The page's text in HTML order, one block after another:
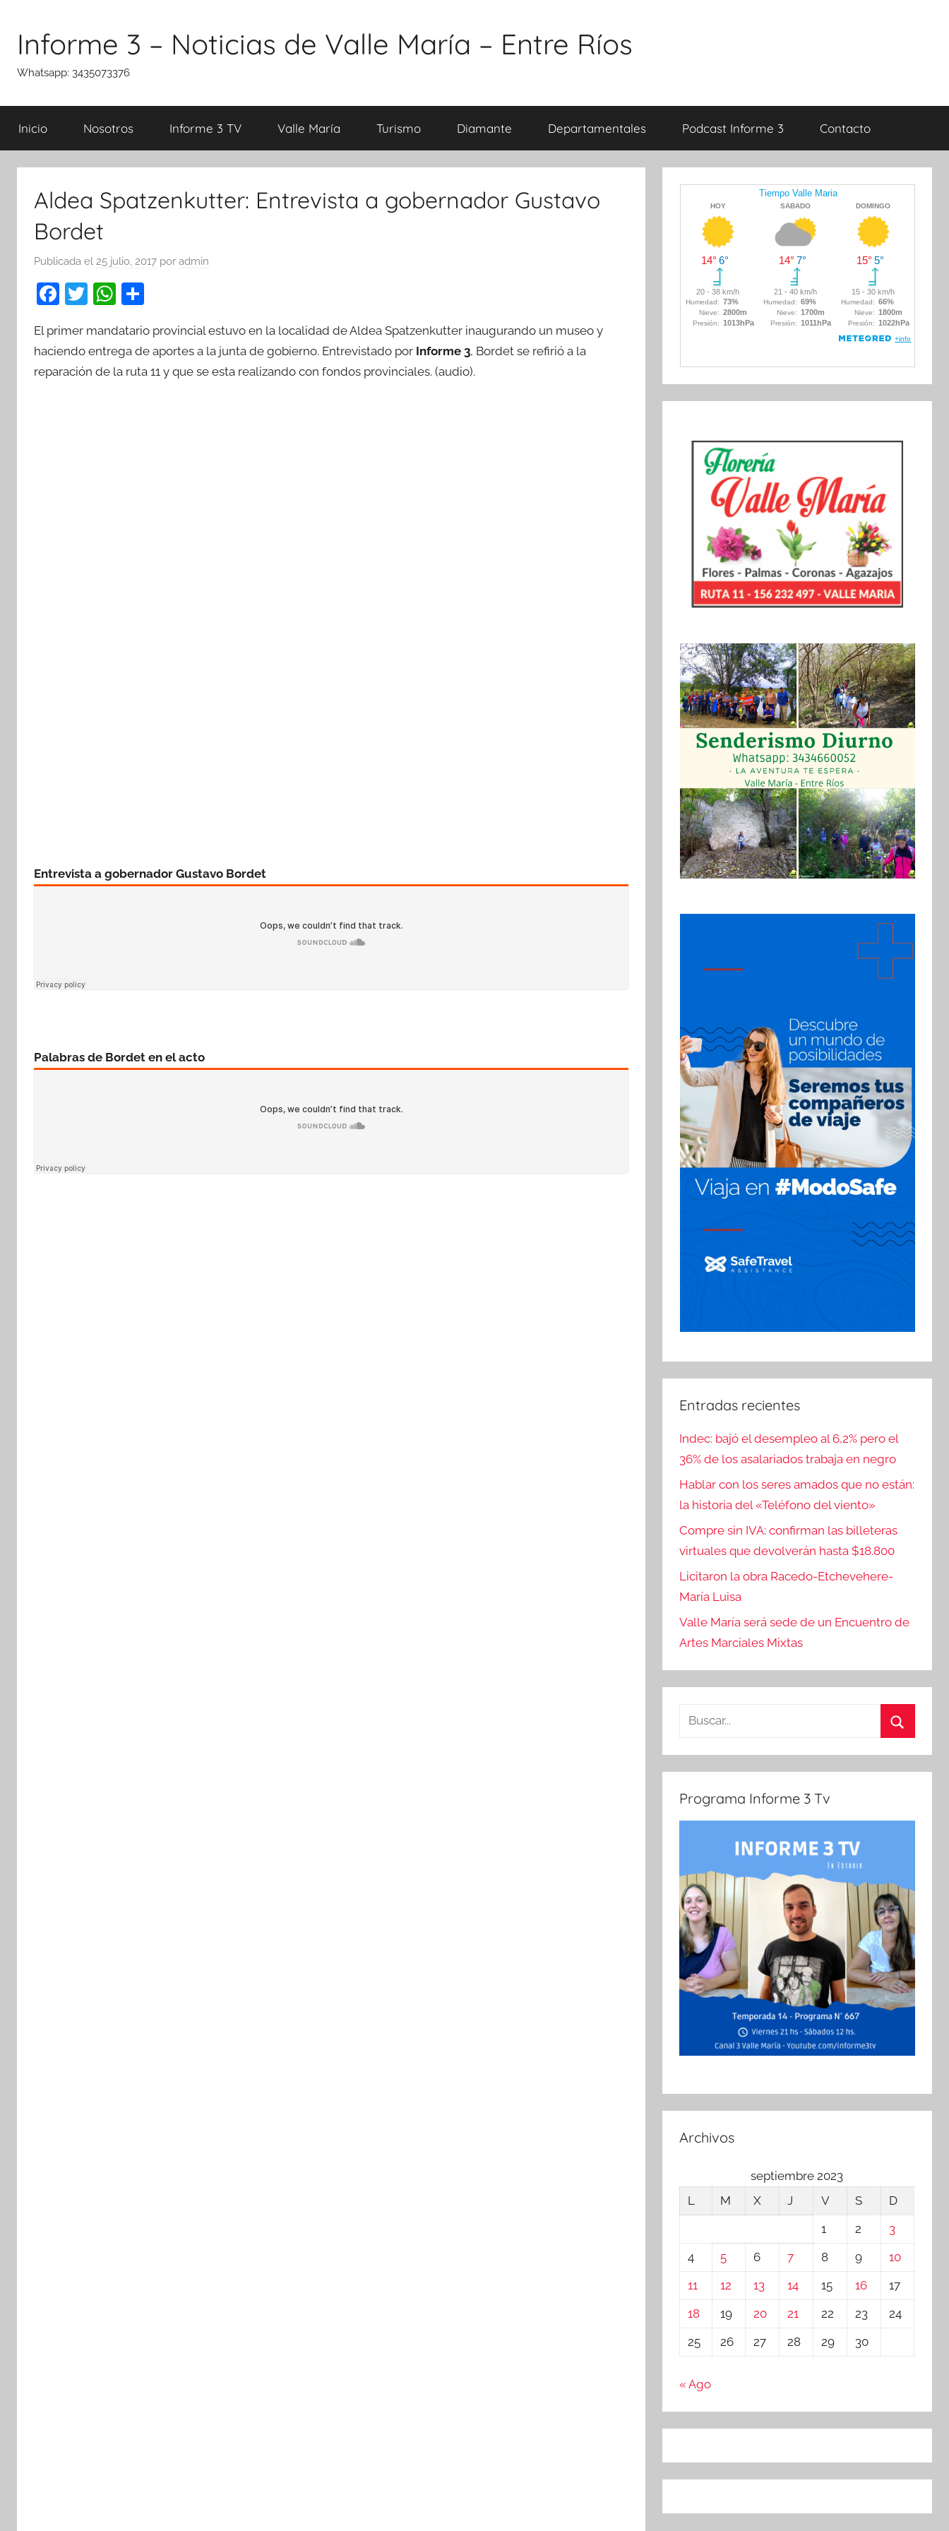
contenido
Informe 3 – Noticias de Valle María – Entre Ríos
Whatsapp: 3435073376
Inicio Nosotros Informe 3 TV Valle María Turismo Diamante Departamentales Podcast Informe 3 Contacto
Aldea Spatzenkutter: Entrevista a gobernador Gustavo
Bordet
Publicada el 25 julio, 2017 por admin
F
c
e
b
T
itt
er
W
at
s
A
m
p
ar
El primer mandatario provincial estuvo en la localidad de Aldea Spatzenkutter inaugurando un museo y
haciendo entrega de aportes a la junta de gobierno. Entrevistado por Informe 3, Bordet se refirió a la
reparación de la ruta 11 y que se esta realizando con fondos provinciales. (audio).
Entrevista a gobernador Gustavo Bordet
Palabras de Bordet en el acto
Entradas recientes
Indec: bajó el desempleo al 6,2% pero el
36% de los asalariados trabaja en negro
Hablar con los seres amados que no están:
la historia del «Teléfono del viento»
Compre sin IVA: confirman las billeteras
virtuales que devolverán hasta $18.800
Licitaron la obra Racedo-Etchevehere-
María Luisa
Valle María será sede de un Encuentro de
Artes Marciales Mixtas
Buscar:
Programa Informe 3 Tv
Archivos
septiembre 2023
L
M X J V S
D
1
2
3
4
5 6 7 8 9
10
11
12 13 14 15 16
17
18
19 20 21 22 23
24
25
26 27 28 29 30
« Ago